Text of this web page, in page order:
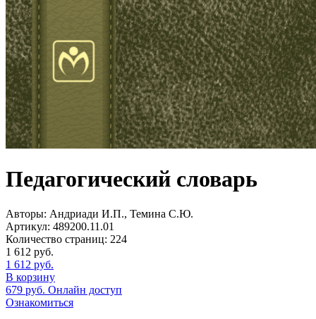
Педагогический словарь
Авторы: Андриади И.П., Темина С.Ю.
Артикул: 489200.11.01
Количество страниц: 224
1 612 руб.
1 612 руб.
В корзину
679 руб. Онлайн доступ
Ознакомиться